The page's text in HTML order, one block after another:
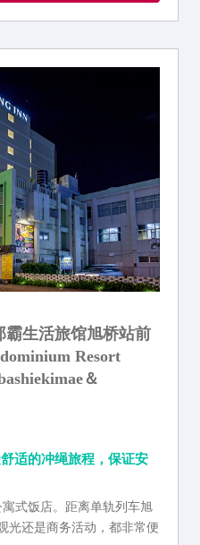
生活旅馆旭桥站前
Resort
＆
适的冲绳旅程，保证安
式饭店。距离单轨列车旭
光还是商务活动，都非常便